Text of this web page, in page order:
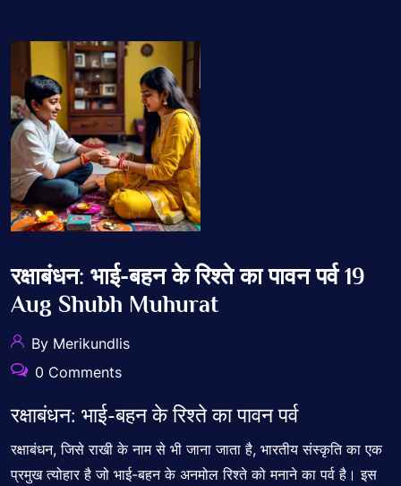
रक्षाबंधन: भाई-बहन के रिश्ते का पावन पर्व 19
Aug Shubh Muhurat
By Merikundlis
0 Comments
रक्षाबंधन: भाई-बहन के रिश्ते का पावन पर्व
रक्षाबंधन, जिसे राखी के नाम से भी जाना जाता है, भारतीय संस्कृति का एक
प्रमुख त्योहार है जो भाई-बहन के अनमोल रिश्ते को मनाने का पर्व है। इस